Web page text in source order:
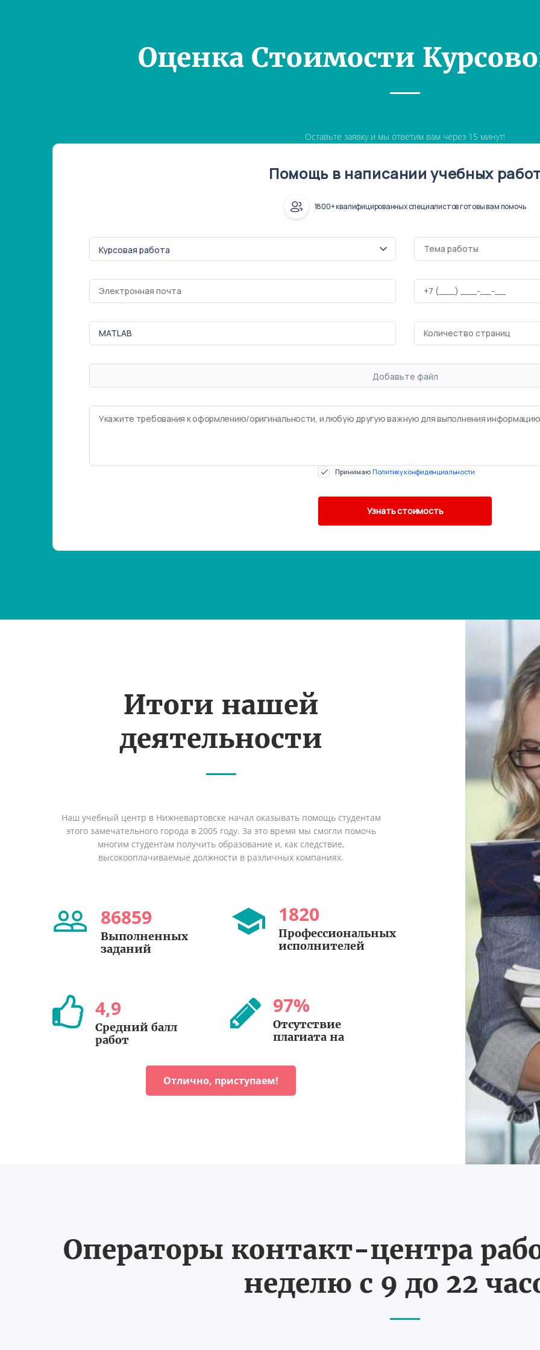
Оценка Стоимости
Оставьте заявку и мы ответим вам через 15 минут!
Помощь в написании учебных
1800+ квалифицированных специалистов готовы вам помочь
Добавьте файл
Принимаю Политику конфиденциальности
Итоги нашей
деятельности
Наш учебный центр в Нижневартовске начал оказывать помощь студентам
этого замечательного города в 2005 году. За это время мы смогли помочь
многим студентам получить образование и, как следствие,
высокооплачиваемые должности в различных компаниях.
86859
Выполненных
заданий
1820
Профессиональных
исполнителей
4,9
Средний балл
работ
97%
Отсутствие
плагиата на
Отлично, приступаем!
Операторы контакт-центра
неделю с 9 до 22